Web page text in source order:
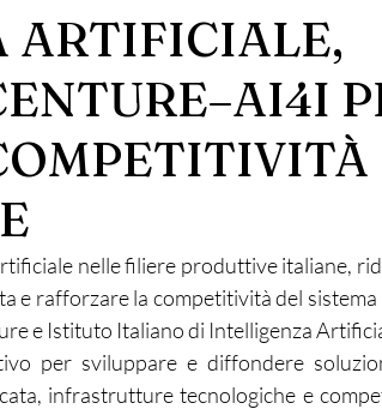
ARTIFICIALE,
nelle filiere produttive italiane,
e rafforzare la competitività del
e Istituto Italiano di Intelligenza
per sviluppare e diffondere
infrastrutture tecnologiche e